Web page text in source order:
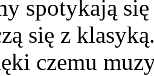
spotykają
się z
czemu